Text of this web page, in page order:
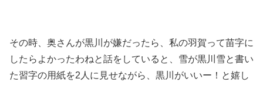
その時、奥さんが黒川が嫌だったら、私の羽賀って苗字に
したらよかったわねと話をしていると、雪が黒川雪と書い
た習字の用紙を2人に見せながら、黒川がいいー！と嬉し